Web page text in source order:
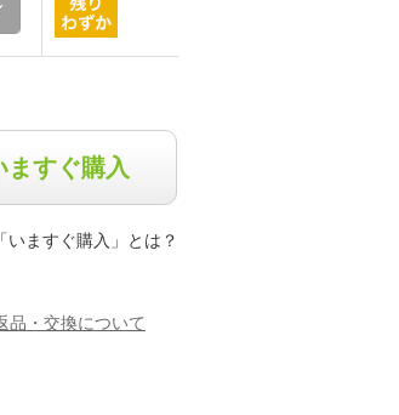
ますぐ購入
「いますぐ購入」とは？
品・交換について